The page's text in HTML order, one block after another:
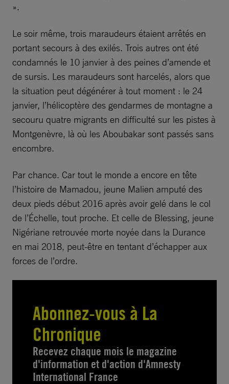
».
Le soir même, trois maraudeurs étaient arrêtés en
portant secours à des exilés. Trois autres ont été
condamnés le 10 janvier à des peines d’amende et
de sursis. Les maraudeurs sont harcelés, alors que
la situation peut dégénérer à tout moment : le 24
janvier, l’hélicoptère des gendarmes de montagne a
secouru quatre migrants en difficulté sur les pistes à
Montgenèvre, là où les Aboubakar sont passés sans
encombre.
Par chance. Car tout le monde a encore en tête
l’histoire de Mamadou, jeune Malien amputé des
deux pieds début 2016 après avoir gelé dans le col
de l’Échelle, tout proche. Et celle de Blessing, jeune
Nigériane retrouvée morte noyée dans la Durance
en mai 2018, peut-être en tentant d’échapper aux
forces de l’ordre.
Abonnez-vous à La
Chronique
Recevez chaque mois le magazine
d'information et d'action d'Amnesty
International France